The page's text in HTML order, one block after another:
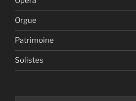
Orgue
Patrimoine
Solistes